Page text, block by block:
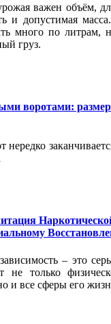
важен объём,
и допустимая
много по литрам,
груз.
воротами:
нередко
– это
не только
и все сферы его